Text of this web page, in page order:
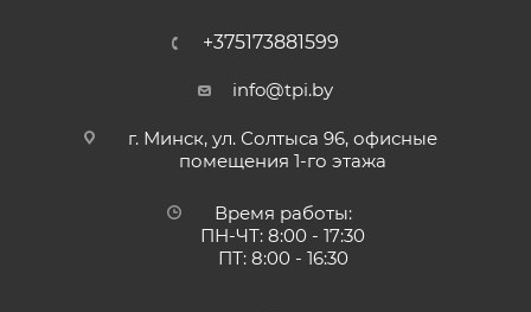
+375173881599
info@tpi.by
г. Минск, ул. Солтыса 96, офисные
помещения 1-го этажа
Время работы:
ПН-ЧТ: 8:00 - 17:30
ПТ: 8:00 - 16:30